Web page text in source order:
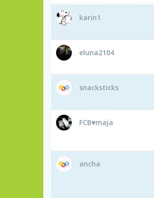
karin1
eluna2104
snacksticks
FCB♥maja
ancha